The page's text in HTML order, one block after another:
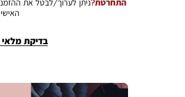
האישי
בדיקת מלאי